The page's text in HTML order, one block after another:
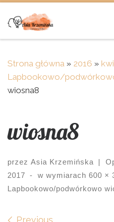
Skip to content
Strona główna » 2016 »
Lapbookowo/
wiosna8
wiosna8
przez Asia Krzemińska |
2017
- w wymiarach 600 ×
Lapbookowo/podwórkowo
Previous